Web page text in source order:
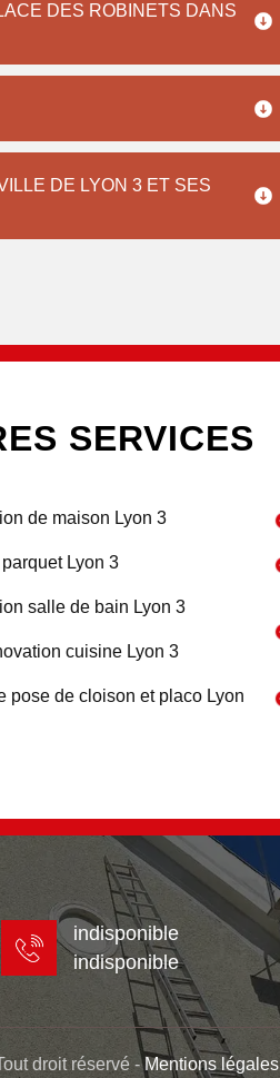
DES ROBINETS DANS
DE LYON 3 ET SES
SERVICES
de maison Lyon 3
Lyon 3
salle de bain Lyon 3
cuisine Lyon 3
pose de cloison et placo Lyon
indisponible
indisponible
droit réservé -Mentions légales